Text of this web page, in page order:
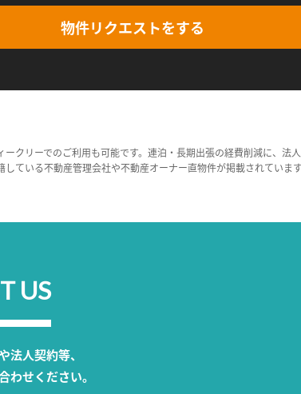
物件リクエストをする
クリーでのご利用も可能です。連泊・長期出張の経費削減に、法
ている不動産管理会社や不動産オーナー直物件が掲載されていま
US
法人契約等、
わせください。